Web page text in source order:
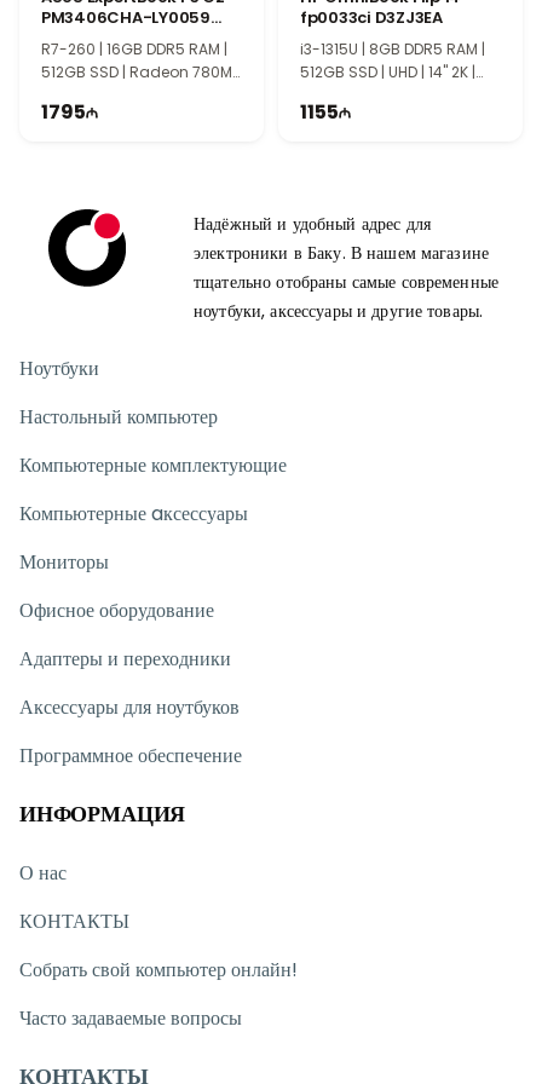
пространство и повышает продуктивность. Сенсорная
поддержка и гибкая конструкция делают устройство отличным
выбором для творчества и ежедневной работы.
Эта модель подойдет пользователям, которым нужны
16GB RAM, SSD 1TB, OLED экрана и двухэкранной
конструкции обеспечивает комфортную работу и высокую
продуктивность.
PM3406CHA-LY0059
90NX09U2-M00240
R7-260 | 16GB DDR5 RAM |
512GB SSD | Radeon 780M |
1795
fp0033ci D3ZJ3EA
i3-1315U | 8GB DDR5 RAM |
512GB SSD | UHD | 14" 2K |
1155
Надёжный и удобный адрес для
электроники в Баку. В нашем магазине
тщательно отобраны самые современные
ноутбуки, аксессуары и другие товары.
Ноутбуки
Настольный компьютер
Компьютерные комплектующие
Компьютерные aксессуары
Мониторы
Офисное оборудование
Адаптеры и переходники
Аксессуары для ноутбуков
Программное обеспечение
ИНФОРМАЦИЯ
О нас
КОНТАКТЫ
Собрать свой компьютер онлайн!
Часто задаваемые вопросы
КОНТАКТЫ